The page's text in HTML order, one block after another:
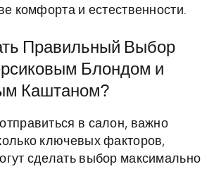
комфорта и естественности.
Правильный Выбор
Блондом и
Каштаном?
в салон, важно
ключевых факторов,
сделать выбор максимально